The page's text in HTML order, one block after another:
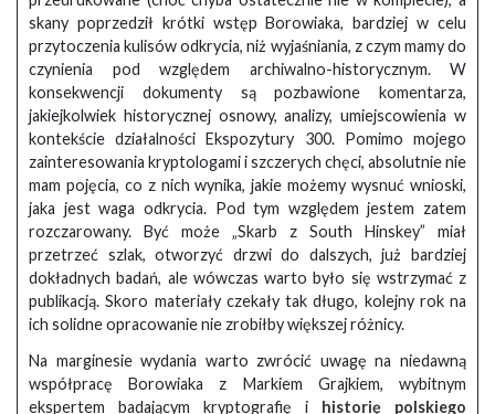
skany poprzedził krótki wstęp Borowiaka, bardziej w celu
przytoczenia kulisów odkrycia, niż wyjaśniania, z czym mamy do
czynienia pod względem archiwalno-historycznym. W
konsekwencji dokumenty są pozbawione komentarza,
jakiejkolwiek historycznej osnowy, analizy, umiejscowienia w
kontekście działalności Ekspozytury 300. Pomimo mojego
zainteresowania kryptologami i szczerych chęci, absolutnie nie
mam pojęcia, co z nich wynika, jakie możemy wysnuć wnioski,
jaka jest waga odkrycia. Pod tym względem jestem zatem
rozczarowany. Być może „Skarb z South Hinskey” miał
przetrzeć szlak, otworzyć drzwi do dalszych, już bardziej
dokładnych badań, ale wówczas warto było się wstrzymać z
publikacją. Skoro materiały czekały tak długo, kolejny rok na
ich solidne opracowanie nie zrobiłby większej różnicy.
Na marginesie wydania warto zwrócić uwagę na niedawną
współpracę Borowiaka z Markiem Grajkiem, wybitnym
ekspertem badającym kryptografię i historię polskiego